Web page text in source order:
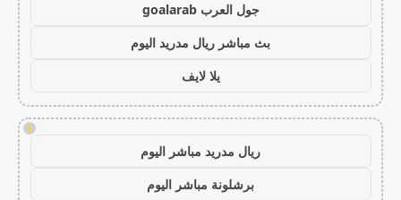
جول العرب goalarab
بث مباشر ريال مدريد اليوم
يلا لايف
!
ريال مدريد مباشر اليوم
برشلونة مباشر اليوم